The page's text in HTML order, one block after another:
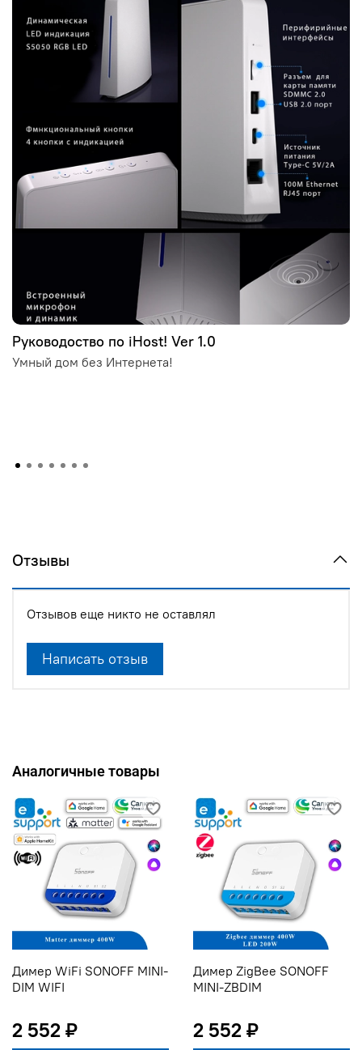
Руководоство по iHost! Ver 1.0
Умный дом без Интернета!
Отзывы
Отзывов еще никто не оставлял
Написать отзыв
Аналогичные товары
Димер WiFi SONOFF MINI-
DIM WIFI
2 552 ₽
Димер ZigBee SONOFF
MINI-ZBDIM
2 552 ₽